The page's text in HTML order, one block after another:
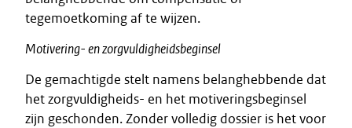
tegemoetkoming af te wijzen.
Motivering- en zorgvuldigheidsbeginsel
De gemachtigde stelt namens belanghebbende dat
het zorgvuldigheids- en het motiveringsbeginsel
zijn geschonden. Zonder volledig dossier is het voor